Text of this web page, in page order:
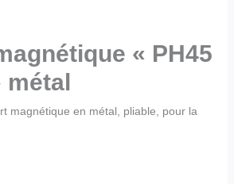
« PH45
métal
magnétique en métal, pliable, pour la